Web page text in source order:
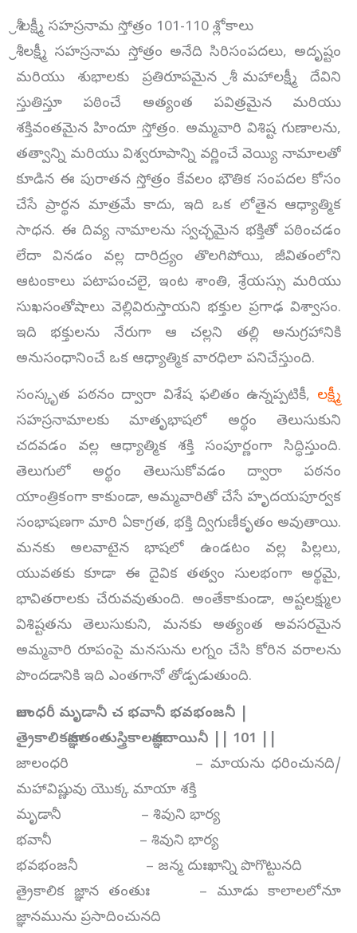
శ్రీ లక్ష్మీ సహస్రనామ స్తోత్రం 101-110 శ్లోకాలు
శ్రీ లక్ష్మీ సహస్రనామ స్తోత్రం అనేది సిరిసంపదలు, అదృష్టం
మరియు శుభాలకు ప్రతిరూపమైన శ్రీ మహాలక్ష్మీ దేవిని
స్తుతిస్తూ పఠించే అత్యంత పవిత్రమైన మరియు
శక్తివంతమైన హిందూ స్తోత్రం. అమ్మవారి విశిష్ట గుణాలను,
తత్వాన్ని మరియు విశ్వరూపాన్ని వర్ణించే వెయ్యి నామాలతో
కూడిన ఈ పురాతన స్తోత్రం కేవలం భౌతిక సంపదల కోసం
చేసే ప్రార్థన మాత్రమే కాదు, ఇది ఒక లోతైన ఆధ్యాత్మిక
సాధన. ఈ దివ్య నామాలను స్వచ్ఛమైన భక్తితో పఠించడం
లేదా వినడం వల్ల దారిద్ర్యం తొలగిపోయి, జీవితంలోని
ఆటంకాలు పటాపంచలై, ఇంట శాంతి, శ్రేయస్సు మరియు
సుఖసంతోషాలు వెల్లివిరుస్తాయని భక్తుల ప్రగాఢ విశ్వాసం.
ఇది భక్తులను నేరుగా ఆ చల్లని తల్లి అనుగ్రహానికి
అనుసంధానించే ఒక ఆధ్యాత్మిక వారధిలా పనిచేస్తుంది.
సంస్కృత పఠనం ద్వారా విశేష ఫలితం ఉన్నప్పటికీ, లక్ష్మీ
సహస్రనామాలకు మాతృభాషలో అర్థం తెలుసుకుని
చదవడం వల్ల ఆధ్యాత్మిక శక్తి సంపూర్ణంగా సిద్ధిస్తుంది.
తెలుగులో అర్థం తెలుసుకోవడం ద్వారా పఠనం
యాంత్రికంగా కాకుండా, అమ్మవారితో చేసే హృదయపూర్వక
సంభాషణగా మారి ఏకాగ్రత, భక్తి ద్విగుణీకృతం అవుతాయి.
మనకు అలవాటైన భాషలో ఉండటం వల్ల పిల్లలు,
యువతకు కూడా ఈ దైవిక తత్వం సులభంగా అర్థమై,
భావితరాలకు చేరువవుతుంది. అంతేకాకుండా, అష్టలక్ష్ముల
విశిష్టతను తెలుసుకుని, మనకు అత్యంత అవసరమైన
అమ్మవారి రూపంపై మనసును లగ్నం చేసి కోరిన వరాలను
పొందడానికి ఇది ఎంతగానో తోడ్పడుతుంది.
జాలంధరీ మృడానీ చ భవానీ భవభంజనీ |
త్రైకాలికజ్ఞానతంతుస్త్రికాలజ్ఞానదాయినీ || 101 ||
జాలంధరి – మాయను ధరించునది/
మహావిష్ణువు యొక్క మాయా శక్తి
మృడానీ – శివుని భార్య
భవానీ – శివుని భార్య
భవభంజనీ – జన్మ దుఃఖాన్ని పొగొట్టునది
త్రైకాలిక జ్ఞాన తంతుః – మూడు కాలాలలోనూ
జ్ఞానమును ప్రసాదించునది